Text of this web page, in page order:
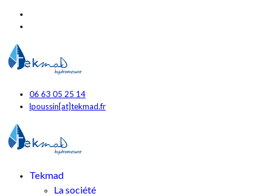
06 63 05 25 14
lpoussin[at]tekmad.fr
Tekmad
La société